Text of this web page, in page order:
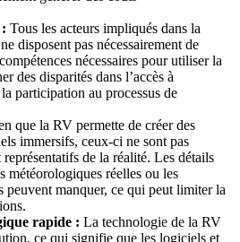
Tous les acteurs impliqués dans la
disposent pas nécessairement de
nécessaires pour utiliser la
des disparités dans l’accès à
participation au processus de
que la RV permette de créer des
immersifs, ceux-ci ne sont pas
de la réalité. Les détails
météorologiques réelles ou les
peuvent manquer, ce qui peut limiter la
rapide : La technologie de la RV
ce qui signifie que les logiciels et